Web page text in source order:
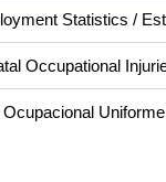
Statistics /
Occupational
Uniforme